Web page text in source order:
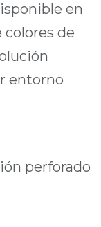
en
colores de
entorno
perforado